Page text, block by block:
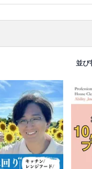
並び